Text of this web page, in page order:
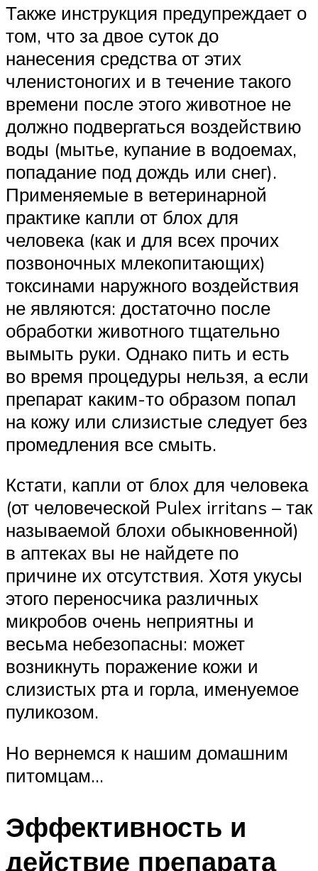
Также инструкция предупреждает о
том, что за двое суток до
нанесения средства от этих
членистоногих и в течение такого
времени после этого животное не
должно подвергаться воздействию
воды (мытье, купание в водоемах,
попадание под дождь или снег).
Применяемые в ветеринарной
практике капли от блох для
человека (как и для всех прочих
позвоночных млекопитающих)
токсинами наружного воздействия
не являются: достаточно после
обработки животного тщательно
вымыть руки. Однако пить и есть
во время процедуры нельзя, а если
препарат каким-то образом попал
на кожу или слизистые следует без
промедления все смыть.
Кстати, капли от блох для человека
(от человеческой Pulex irritans – так
называемой блохи обыкновенной)
в аптеках вы не найдете по
причине их отсутствия. Хотя укусы
этого переносчика различных
микробов очень неприятны и
весьма небезопасны: может
возникнуть поражение кожи и
слизистых рта и горла, именуемое
пуликозом.
Но вернемся к нашим домашним
питомцам…
Эффективность и
действие препарата